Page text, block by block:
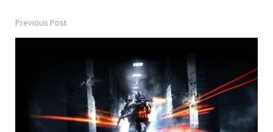
PostPrevious Post